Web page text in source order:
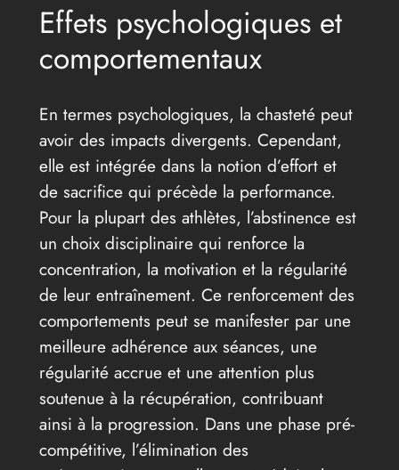
Effets psychologiques et
comportementaux
En termes psychologiques, la chasteté peut
avoir des impacts divergents. Cependant,
elle est intégrée dans la notion d’effort et
de sacrifice qui précède la performance.
Pour la plupart des athlètes, l’abstinence est
un choix disciplinaire qui renforce la
concentration, la motivation et la régularité
de leur entraînement. Ce renforcement des
comportements peut se manifester par une
meilleure adhérence aux séances, une
régularité accrue et une attention plus
soutenue à la récupération, contribuant
ainsi à la progression. Dans une phase pré-
compétitive, l’élimination des